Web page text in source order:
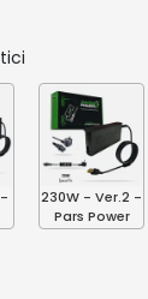
230W - Ver.2 -
Pars Power